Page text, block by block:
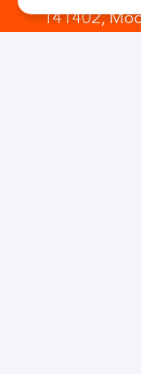
141402,
ул. Репина,